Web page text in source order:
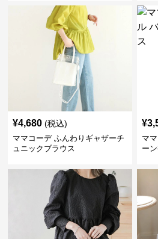
¥4,680 (税込)
ママコーデ ふんわりギャザーチ
ュニックブラウス
¥
マ
ー